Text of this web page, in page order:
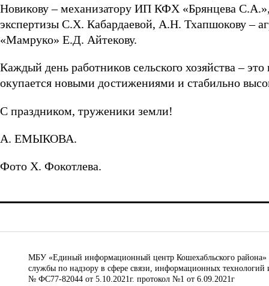
Новикову – механизатору ИП КФХ «Брянцева
экспертизы С.Х. Кабардаевой, А.Н. Тхапшокову
«Мамруко» Е.Д. Айтекову.
Каждый день работников сельского хозяйства –
окупается новыми достижениями и стабильно
С праздником, труженики земли!
А. ЕМЫКОВА.
Фото Х. Фокотлева.
МБУ «Единый информационный центр Кошехабльского района»
службы по надзору в сфере связи, информационных
№ ФС77-82044 от 5.10.2021г. протокол №1 от 6.09.2021г